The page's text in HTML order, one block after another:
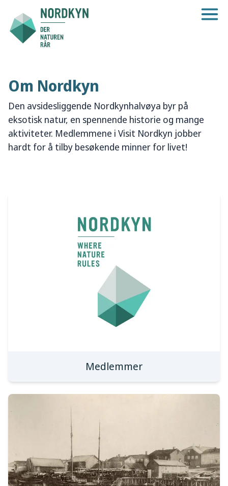
Om Nordkyn
Den avsidesliggende Nordkynhalvøya byr på
eksotisk natur, en spennende historie og mange
aktiviteter. Medlemmene i Visit Nordkyn jobber
hardt for å tilby besøkende minner for livet!
Medlemmer